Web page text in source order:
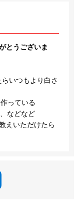
とうございま
いつもより白さ
っている
などなど
えいただけたら